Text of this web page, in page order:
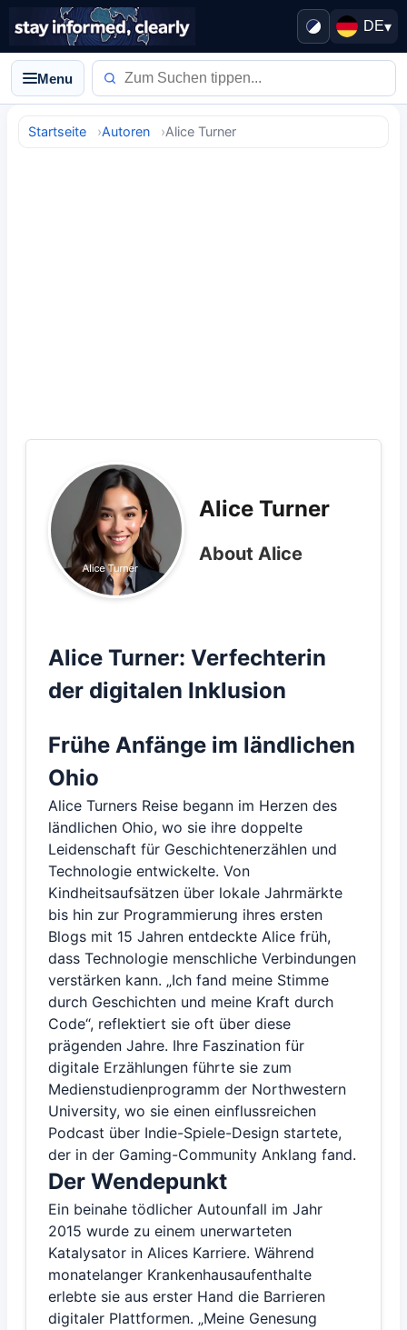
DE▾
Menu
Startseite Autoren Alice Turner
Alice Turner
About Alice
Alice Turner: Verfechterin
der digitalen Inklusion
Frühe Anfänge im ländlichen
Ohio
Alice Turners Reise begann im Herzen des
ländlichen Ohio, wo sie ihre doppelte
Leidenschaft für Geschichtenerzählen und
Technologie entwickelte. Von
Kindheitsaufsätzen über lokale Jahrmärkte
bis hin zur Programmierung ihres ersten
Blogs mit 15 Jahren entdeckte Alice früh,
dass Technologie menschliche Verbindungen
verstärken kann. „Ich fand meine Stimme
durch Geschichten und meine Kraft durch
Code“, reflektiert sie oft über diese
prägenden Jahre. Ihre Faszination für
digitale Erzählungen führte sie zum
Medienstudienprogramm der Northwestern
University, wo sie einen einflussreichen
Podcast über Indie-Spiele-Design startete,
der in der Gaming-Community Anklang fand.
Der Wendepunkt
Ein beinahe tödlicher Autounfall im Jahr
2015 wurde zu einem unerwarteten
Katalysator in Alices Karriere. Während
monatelanger Krankenhausaufenthalte
erlebte sie aus erster Hand die Barrieren
digitaler Plattformen. „Meine Genesung